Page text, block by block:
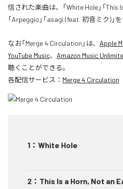
信された楽曲は、「White Hole」「This
「Arpeggio」「asagi (feat. 初音ミク)」
なお「Merge 4 Circulation 」は、 Apple
YouTube Music、 Amazon Music
聴くことができる。
各配信サービス： Merge 4 Circulation
1 ： White Hole
2 ： This Is a Horn, Not an